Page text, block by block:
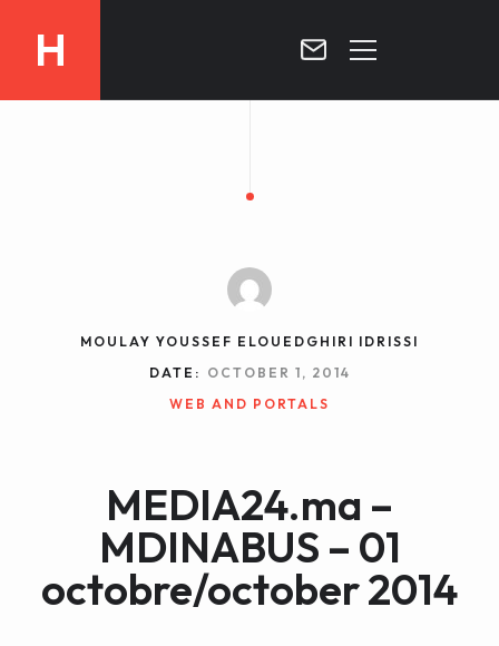
H
MOROCCO NOW !
MOROCCO :: MY COUNTRY
BLOG
TV
WEB AND PORTALS
OTHER / AUTRES
MOULAY YOUSSEF ELOUEDGHIRI IDRISSI
DATE: OCTOBER 1, 2014
WEB AND PORTALS
MEDIA24.ma –
MDINABUS – 01
octobre/october 2014